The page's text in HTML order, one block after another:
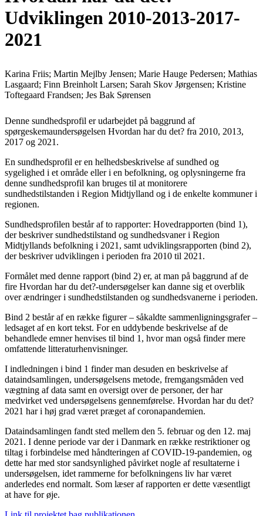
Udviklingen 2010-2013-2017-
2021
Karina Friis; Martin Mejlby Jensen; Marie Hauge Pedersen; Mathias
Lasgaard; Finn Breinholt Larsen; Sarah Skov Jørgensen; Kristine
Toftegaard Frandsen; Jes Bak Sørensen
Denne sundhedsprofil er udarbejdet på baggrund af
spørgeskemaundersøgelsen Hvordan har du det? fra 2010, 2013,
2017 og 2021.
En sundhedsprofil er en helhedsbeskrivelse af sundhed og
sygelighed i et område eller i en befolkning, og oplysningerne fra
denne sundhedsprofil kan bruges til at monitorere
sundhedstilstanden i Region Midtjylland og i de enkelte kommuner i
regionen.
Sundhedsprofilen består af to rapporter: Hovedrapporten (bind 1),
der beskriver sundhedstilstand og sundhedsvaner i Region
Midtjyllands befolkning i 2021, samt udviklingsrapporten (bind 2),
der beskriver udviklingen i perioden fra 2010 til 2021.
Formålet med denne rapport (bind 2) er, at man på baggrund af de
fire Hvordan har du det?-undersøgelser kan danne sig et overblik
over ændringer i sundhedstilstanden og sundhedsvanerne i perioden.
Bind 2 består af en række figurer – såkaldte sammenligningsgrafer –
ledsaget af en kort tekst. For en uddybende beskrivelse af de
behandlede emner henvises til bind 1, hvor man også finder mere
omfattende litteraturhenvisninger.
I indledningen i bind 1 finder man desuden en beskrivelse af
dataindsamlingen, undersøgelsens metode, fremgangsmåden ved
vægtning af data samt en oversigt over de personer, der har
medvirket ved undersøgelsens gennemførelse. Hvordan har du det?
2021 har i høj grad været præget af coronapandemien.
Dataindsamlingen fandt sted mellem den 5. februar og den 12. maj
2021. I denne periode var der i Danmark en række restriktioner og
tiltag i forbindelse med håndteringen af COVID-19-pandemien, og
dette har med stor sandsynlighed påvirket nogle af resultaterne i
undersøgelsen, idet rammerne for befolkningens liv har været
anderledes end normalt. Som læser af rapporten er dette væsentligt
at have for øje.